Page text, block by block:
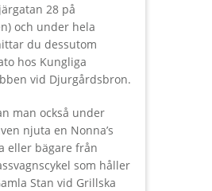
28 på
och under hela
du dessutom
hos Kungliga
vid Djurgårdsbron.
man också under
njuta en Nonna’s
eller bägare från
som håller
Stan vid Grillska